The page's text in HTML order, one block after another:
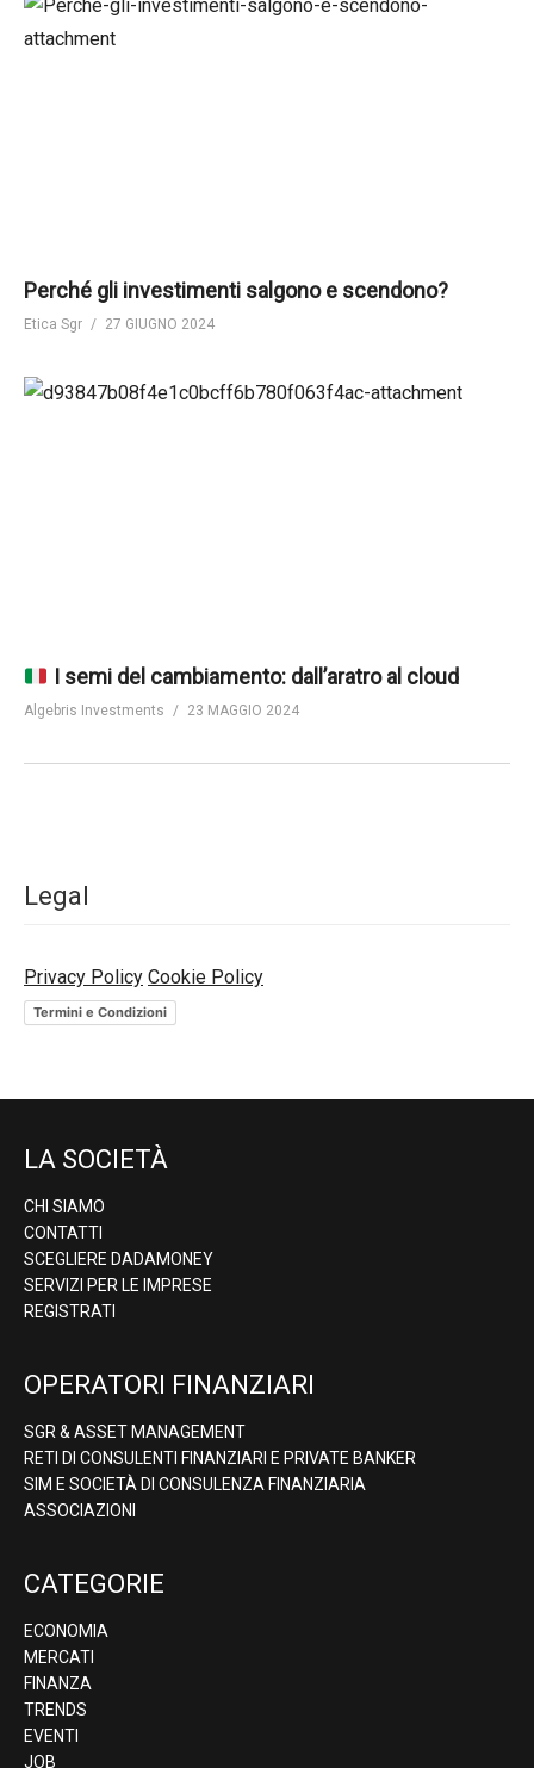
Perché gli investimenti salgono e scendono?
Etica Sgr 27 GIUGNO 2024
I semi del cambiamento: dall’aratro al cloud
Algebris Investments 23 MAGGIO 2024
Legal
Privacy Policy Cookie Policy
Termini e Condizioni
LA SOCIETÀ
CHI SIAMO
CONTATTI
SCEGLIERE DADAMONEY
SERVIZI PER LE IMPRESE
REGISTRATI
OPERATORI FINANZIARI
SGR & ASSET MANAGEMENT
RETI DI CONSULENTI FINANZIARI E PRIVATE BANKER
SIM E SOCIETÀ DI CONSULENZA FINANZIARIA
ASSOCIAZIONI
CATEGORIE
ECONOMIA
MERCATI
FINANZA
TRENDS
EVENTI
JOB